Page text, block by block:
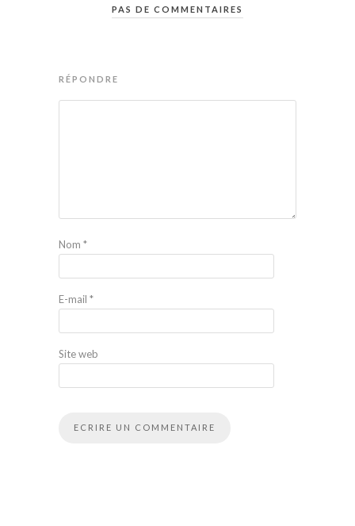
PAS DE COMMENTAIRES
RÉPONDRE
Nom *
E-mail *
Site web